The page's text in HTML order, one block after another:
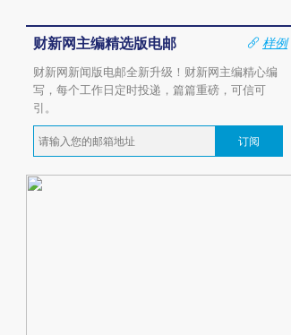
财新网主编精选版电邮
样例
财新网新闻版电邮全新升级！财新网主编精心编
写，每个工作日定时投递，篇篇重磅，可信可
引。
订阅